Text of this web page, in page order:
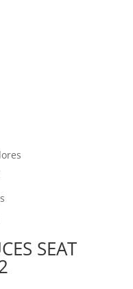
Ordenado
SEAT